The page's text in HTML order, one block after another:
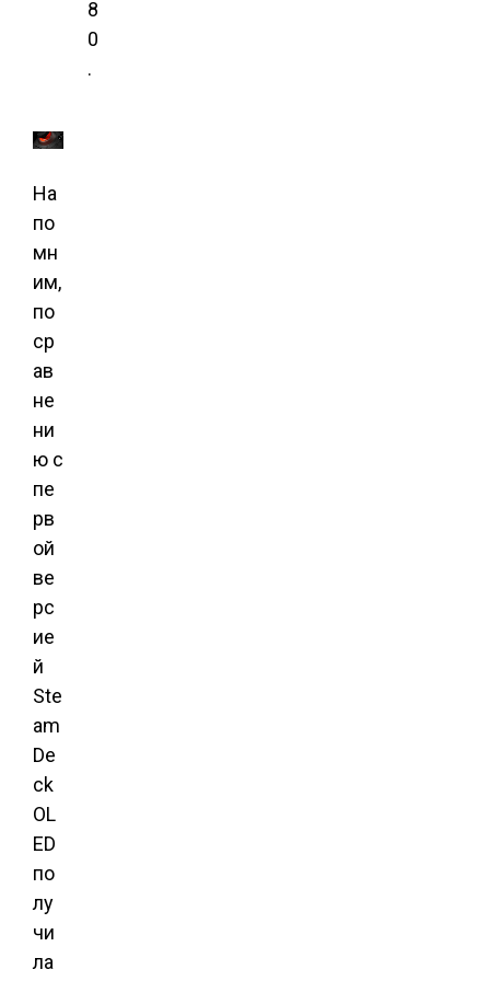
8
0
.
На
по
мн
им,
по
ср
ав
не
ни
ю с
пе
рв
ой
ве
рс
ие
й
Ste
am
De
ck
OL
ED
по
лу
чи
ла